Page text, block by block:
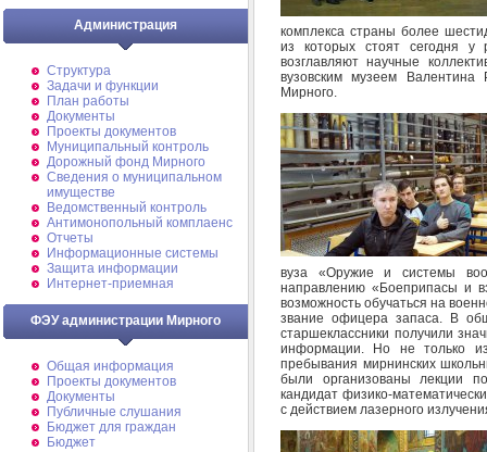
Администрация
Структура
Задачи и функции
План работы
Документы
Проекты документов
Муниципальный контроль
Дорожный фонд Мирного
Cведения о муниципальном
имуществе
Ведомственный контроль
Антимонопольный комплаенс
Отчеты
Информационные системы
Защита информации
Интернет-приемная
ФЭУ администрации Мирного
Общая информация
Проекты документов
Документы
Публичные слушания
Бюджет для граждан
Бюджет
комплекса страны более
из которых стоят сегодня у
возглавляют научные
вузовским музеем Валентина
Мирного.
вуза «Оружие и системы
направлению «Боеприпасы и
возможность обучаться на
звание офицера запаса. В
старшеклассники получили
информации. Но не только из
пребывания мирнинских
были организованы лекции
кандидат физико-
с действием лазерного